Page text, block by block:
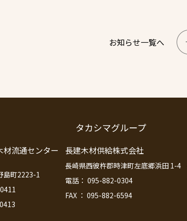
お知らせ一覧へ
タカシマグループ
流通センター
島町2223-1
長建木材供給株式会社
長崎県西彼杵郡時津町左底郷浜田 1-4
電話： 095-882-0304
FAX ： 095-882-6594